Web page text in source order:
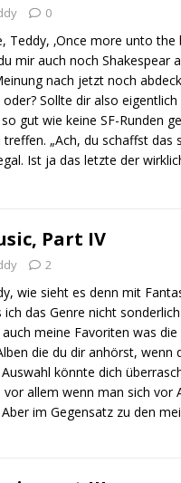
0
‚Once more unto the
mir auch noch Shakespear
nach jetzt noch
Sollte dir also
gut wie keine SF-Runden
„Ach, du schaffst das
Ist ja das letzte der
Part IV
2
wie sieht es denn mit
das Genre nicht
meine Favoriten was
die du dir anhörst, wenn
könnte dich
vor allem wenn man sich vor
im Gegensatz zu den